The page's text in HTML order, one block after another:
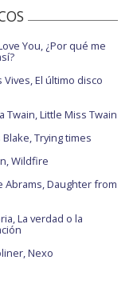
You, ¿Por qué me
Vives, El último disco
Twain, Little Miss Twain
Blake, Trying times
Wildfire
Abrams, Daughter from
La verdad o la
Nexo